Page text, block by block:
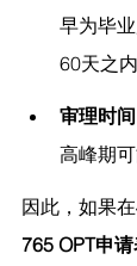
早为毕
60天之内
审理时间
高峰期可
因此，如果在
765 OPT申